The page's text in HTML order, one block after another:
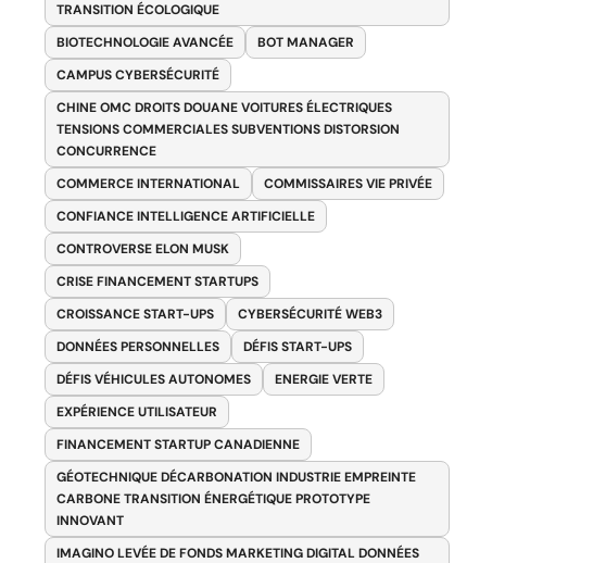
TRANSITION ÉCOLOGIQUE
BIOTECHNOLOGIE AVANCÉE
BOT MANAGER
CAMPUS CYBERSÉCURITÉ
CHINE OMC DROITS DOUANE VOITURES ÉLECTRIQUES
TENSIONS COMMERCIALES SUBVENTIONS DISTORSION
CONCURRENCE
COMMERCE INTERNATIONAL
COMMISSAIRES VIE PRIVÉE
CONFIANCE INTELLIGENCE ARTIFICIELLE
CONTROVERSE ELON MUSK
CRISE FINANCEMENT STARTUPS
CROISSANCE START-UPS
CYBERSÉCURITÉ WEB3
DONNÉES PERSONNELLES
DÉFIS START-UPS
DÉFIS VÉHICULES AUTONOMES
ENERGIE VERTE
EXPÉRIENCE UTILISATEUR
FINANCEMENT STARTUP CANADIENNE
GÉOTECHNIQUE DÉCARBONATION INDUSTRIE EMPREINTE
CARBONE TRANSITION ÉNERGÉTIQUE PROTOTYPE
INNOVANT
IMAGINO LEVÉE DE FONDS MARKETING DIGITAL DONNÉES